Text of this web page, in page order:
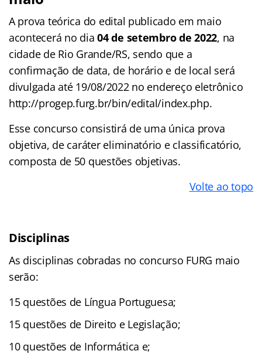
A prova teórica do edital publicado em maio
acontecerá no dia04 de setembro de 2022, na
cidade de Rio Grande/RS, sendo que a
confirmação de data, de horário e de local será
divulgada até 19/08/2022 no endereço eletrônico
http://progep.furg.br/bin/edital/index.php.
Esse concurso consistirá de uma única prova
objetiva, de caráter eliminatório e classificatório,
composta de 50 questões objetivas.
Volte ao topo
Disciplinas
As disciplinas cobradas no concurso FURG maio
serão:
15 questões de Língua Portuguesa;
15 questões de Direito e Legislação;
10 questões de Informática e;